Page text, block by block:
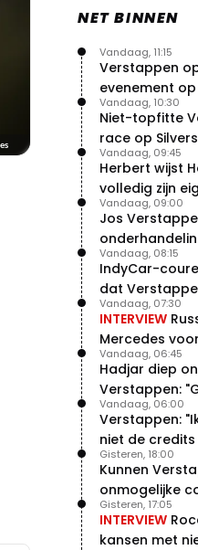
NET BINNEN
Verstappen
evenement
Vandaag, 11:15
Niet-topfitte
race op
weekend
Vandaag, 10:30
Herbert wijst
volledig zijn
Vandaag, 09:45
Jos
was ik erg
Vandaag, 09:00
IndyCar-
dat
Vandaag, 08:15
INTERVIEW
Mercedes
met
Vandaag, 07:30
Hadjar diep
Verstappen:
levert"
Vandaag, 06:45
Verstappen:
niet de
Vandaag, 06:00
Kunnen
onmogelijke
Gisteren, 18:00
INTERVIEW
kansen met
Gisteren, 17:05